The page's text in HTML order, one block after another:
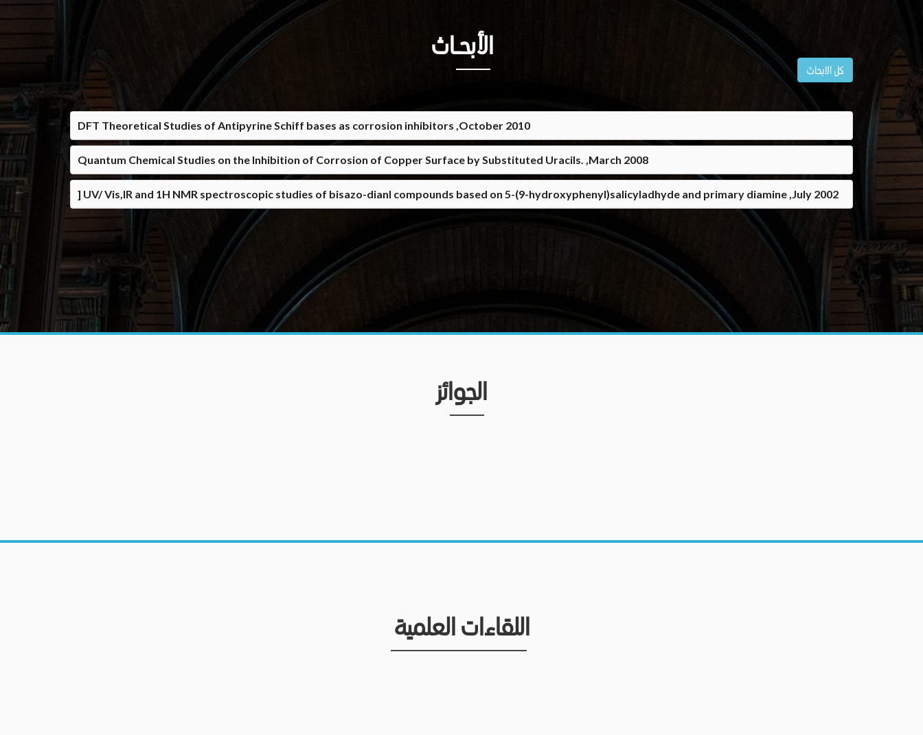
الأبحــاث
كل الابحاث
DFT Theoretical Studies of Antipyrine Schiff bases as corrosion inhibitors ,October 2010
Quantum Chemical Studies on the Inhibition of Corrosion of Copper Surface by Substituted Uracils. ,March 2008
] UV/ Vis,IR and 1H NMR spectroscopic studies of bisazo-dianl compounds based on 5-(9-hydroxyphenyl)salicyladhyde and primary diamine ,July 2002
الجوائز
اللقاءات العلمية